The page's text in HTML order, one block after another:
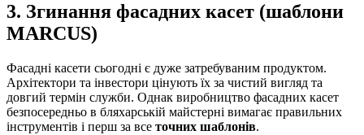
3. Згинання фасадних касет (шаблони
MARCUS)
Фасадні касети сьогодні є дуже затребуваним продуктом.
Архітектори та інвестори цінують їх за чистий вигляд та
довгий термін служби. Однак виробництво фасадних касет
безпосередньо в бляхарській майстерні вимагає правильних
інструментів і перш за все точних шаблонів.